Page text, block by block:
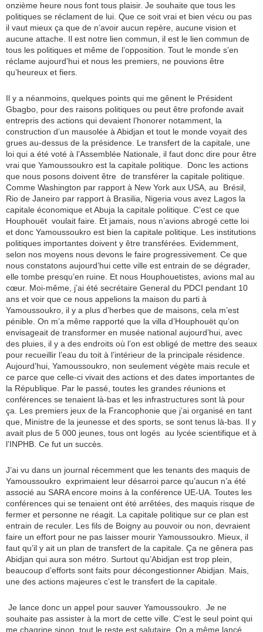
onzième heure nous font tous plaisir. Je souhaite que tous les
politiques se réclament de lui. Que ce soit vrai et bien vécu ou pas
il vaut mieux ça que de n’avoir aucun repère, aucune vision et
aucune attache. Il est notre lien commun, il est le lien commun de
tous les politiques et même de l’opposition. Tout le monde s’en
réclame aujourd’hui et nous les premiers, ne pouvions être
qu’heureux et fiers.
Il y a néanmoins, quelques points qui me gênent le Président
Gbagbo, pour des raisons politiques ou peut être profonde avait
entrepris des actions qui devaient l’honorer notamment, la
construction d’un mausolée à Abidjan et tout le monde voyait des
grues au-dessus de la présidence. Le transfert de la capitale, une
loi qui a été voté à l’Assemblée Nationale, il faut donc dire pour être
vrai que Yamoussoukro est la capitale politique. Donc les actions
que nous posons doivent être de transférer la capitale politique.
Comme Washington par rapport à New York aux USA, au Brésil,
Rio de Janeiro par rapport à Brasilia, Nigeria vous avez Lagos la
capitale économique et Abuja la capitale politique. C’est ce que
Houphouët voulait faire. Et jamais, nous n’avions abrogé cette loi
et donc Yamoussoukro est bien la capitale politique. Les institutions
politiques importantes doivent y être transférées. Evidemment,
selon nos moyens nous devons le faire progressivement. Ce que
nous constatons aujourd’hui cette ville est entrain de se dégrader,
elle tombe presqu’en ruine. Et nous Houphouetistes, avions mal au
cœur. Moi-même, j’ai été secrétaire General du PDCI pendant 10
ans et voir que ce nous appelions la maison du parti à
Yamoussoukro, il y a plus d’herbes que de maisons, cela m’est
pénible. On m’a même rapporté que la villa d’Houphouët qu’on
envisageait de transformer en musée national aujourd’hui, avec
des pluies, il y a des endroits où l’on est obligé de mettre des seaux
pour recueillir l’eau du toit à l’intérieur de la principale résidence.
Aujourd’hui, Yamoussoukro, non seulement végète mais recule et
ce parce que celle-ci vivait des actions et des dates importantes de
la République. Par le passé, toutes les grandes réunions et
conférences se tenaient là-bas et les infrastructures sont là pour
ça. Les premiers jeux de la Francophonie que j’ai organisé en tant
que, Ministre de la jeunesse et des sports, se sont tenus là-bas. Il y
avait plus de 5 000 jeunes, tous ont logés au lycée scientifique et à
l’INPHB. Ce fut un succès.
J’ai vu dans un journal récemment que les tenants des maquis de
Yamoussoukro exprimaient leur désarroi parce qu’aucun n’a été
associé au SARA encore moins à la conférence UE-UA. Toutes les
conférences qui se tenaient ont été arrêtées, des maquis risque de
fermer et personne ne réagit. La capitale politique sur ce plan est
entrain de reculer. Les fils de Boigny au pouvoir ou non, devraient
faire un effort pour ne pas laisser mourir Yamoussoukro. Mieux, il
faut qu’il y ait un plan de transfert de la capitale. Ça ne gênera pas
Abidjan qui aura son métro. Surtout qu’Abidjan est trop plein,
beaucoup d’efforts sont faits pour décongestionner Abidjan. Mais,
une des actions majeures c’est le transfert de la capitale.
Je lance donc un appel pour sauver Yamoussoukro. Je ne
souhaite pas assister à la mort de cette ville. C’est le seul point qui
me chagrine sinon, tout le reste est salutaire. On a même lancé